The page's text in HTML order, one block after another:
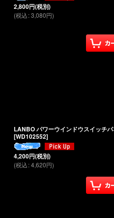
2,800円(税別)
(税込:3,080円)
LANBO パワーウインドウスイッチ
[WD102552]
4,200円(税別)
(税込:4,620円)